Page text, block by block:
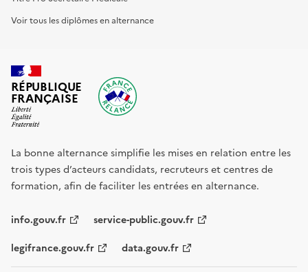
Voir tous les diplômes en alternance
RÉPUBLIQUE
FRANÇAISE
La bonne alternance simplifie les mises en relation entre les
trois types d’acteurs candidats, recruteurs et centres de
formation, afin de faciliter les entrées en alternance.
info.gouv.fr service-public.gouv.fr
legifrance.gouv.fr data.gouv.fr